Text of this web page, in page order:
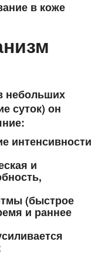
в коже
небольших
суток) он
интенсивности
и
(быстрое
и раннее